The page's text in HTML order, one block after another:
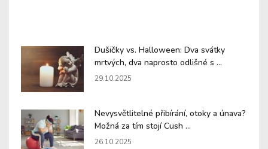
Dušičky vs. Halloween: Dva svátky
mrtvých, dva naprosto odlišné s ...
29.10.2025
Nevysvětlitelné přibírání, otoky a únava?
Možná za tím stojí Cush ...
26.10.2025